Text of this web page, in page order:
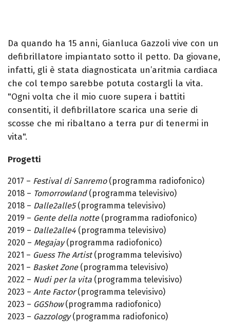
Da quando ha 15 anni, Gianluca Gazzoli vive con un
defibrillatore impiantato sotto il petto. Da giovane,
infatti, gli è stata diagnosticata un’aritmia cardiaca
che col tempo sarebbe potuta costargli la vita.
"Ogni volta che il mio cuore supera i battiti
consentiti, il defibrillatore scarica una serie di
scosse che mi ribaltano a terra pur di tenermi in
vita".
Progetti
2017 – Festival di Sanremo(programma radiofonico)
2018 – Tomorrowland(programma televisivo)
2018 – Dalle2alle5(programma televisivo)
2019 – Gente della notte(programma radiofonico)
2019 – Dalle2alle4 (programma televisivo)
2020 – Megajay(programma radiofonico)
2021 – Guess The Artist(programma televisivo)
2021 – Basket Zone (programma televisivo)
2022 – Nudi per la vita (programma televisivo)
2023 – Ante Factor(programma televisivo)
2023 – GGShow(programma radiofonico)
2023 – Gazzology(programma radiofonico)